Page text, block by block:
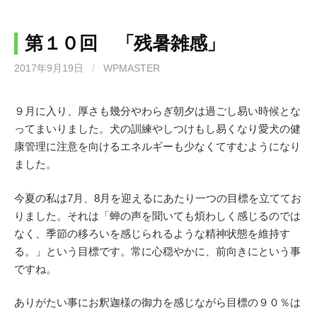
第１０回 「残暑雑感」
2017年9月19日 / WPMASTER
９月に入り、厚さも幾分やわらぎ朝夕は過ごし易い時候とな
ってまいりました。犬の訓練やしつけもし易くなり愛犬の健
康管理に注意を向けるエネルギーも少なくてすむようになり
ました。
今夏の私は7月、8月を迎えるにあたり一つの目標を立ててお
りました。それは「蝉の声を聞いても煩わしく感じるのでは
なく、季節の移ろいを感じられるような精神状態を維持す
る。」という目標です。常に心穏やかに、前向きにという事
ですね。
ありがたい事にお釈迦様の御力を感じながら目標の９０％は